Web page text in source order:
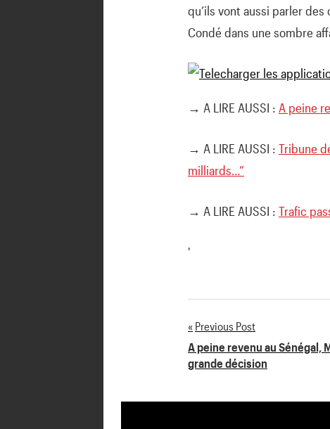
qu’ils vont aussi parler
Condé dans une sombre
→ A LIRE AUSSI : A peine
→ A LIRE AUSSI : Tribune
milliards…”
→ A LIRE AUSSI : Trafic
'
Navigation
de
l’article
Previous Post
A peine revenu au Sénégal,
grande décision